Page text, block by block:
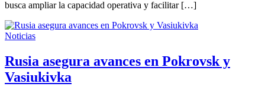
busca ampliar la capacidad operativa y facilitar […]
Noticias
Rusia asegura avances en Pokrovsk y
Vasiukivka